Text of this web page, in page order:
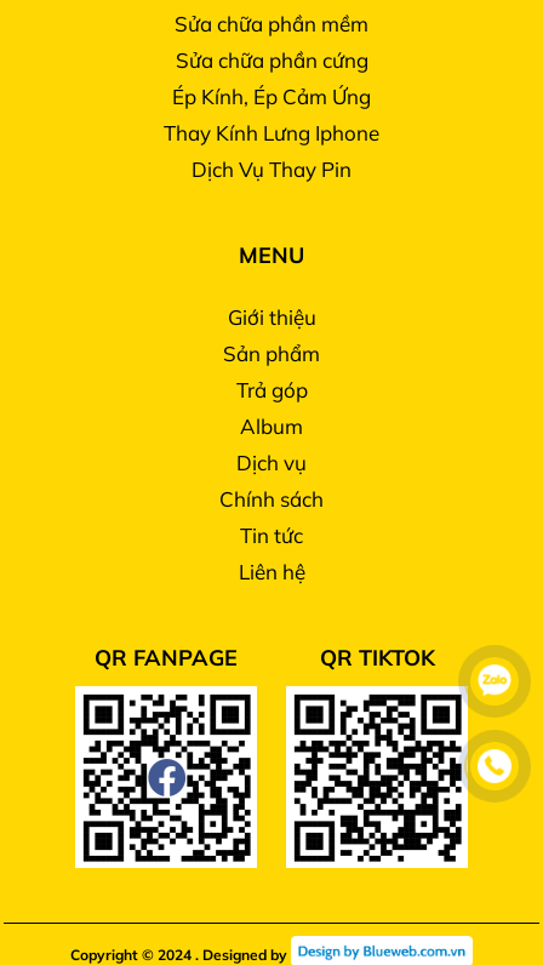
Sửa chữa phần mềm
Sửa chữa phần cứng
Ép Kính, Ép Cảm Ứng
Thay Kính Lưng Iphone
Dịch Vụ Thay Pin
MENU
Giới thiệu
Sản phẩm
Trả góp
Album
Dịch vụ
Chính sách
Tin tức
Liên hệ
QR FANPAGE QR TIKTOK
Copyright © 2024 . Designed by